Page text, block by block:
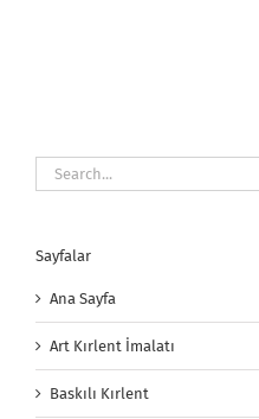
Search
for:
Sayfalar
Ana Sayfa
Art Kırlent İmalatı
Baskılı Kırlent